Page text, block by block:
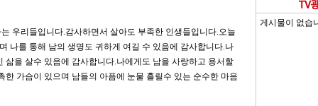
우리들입니다.감사하면서 살아도 부족한 인생들입니다.오늘
나를 통해 남의 생명도 귀하게 여길 수 있음에 감사합니다.나
을 살수 있음에 감사합니다.나에게도 남을 사랑하고 용서할
가슴이 있으며 남들의 아픔에 눈물 흘릴수 있는 순수한 마음